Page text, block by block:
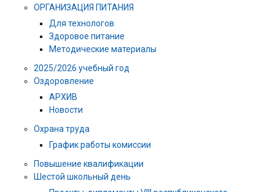
ОРГАНИЗАЦИЯ ПИТАНИЯ
Для технологов
Здоровое питание
Методические материалы
2025/2026 учебный год
Оздоровление
АРХИВ
Новости
Охрана труда
График работы комиссии
Повышение квалификации
Шестой школьный день